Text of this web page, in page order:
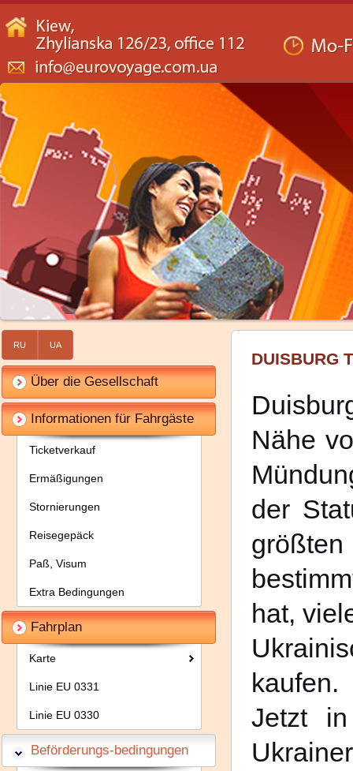
RU UA
Über die Gesellschaft
Informationen für Fahrgäste
Ticketverkauf
Ermäßigungen
Stornierungen
Reisegepäck
Paß, Visum
Extra Bedingungen
Fahrplan
Karte
Linie EU 0331
Linie EU 0330
Beförderungs-bedingungen
DUISBURG
Nähe
der
hat,
kaufen.
Jetzt